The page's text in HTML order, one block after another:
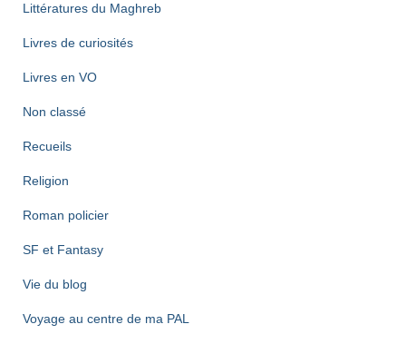
Littératures du Maghreb
Livres de curiosités
Livres en VO
Non classé
Recueils
Religion
Roman policier
SF et Fantasy
Vie du blog
Voyage au centre de ma PAL